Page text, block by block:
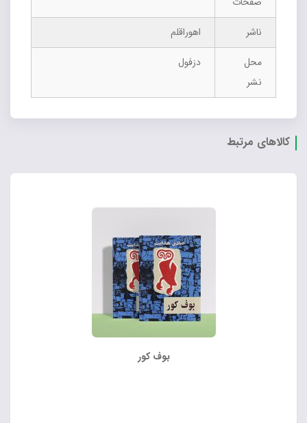
ناشر
اهوراقلم
محل
نشر
دزفول
کالاهای مرتبط
بوف کور